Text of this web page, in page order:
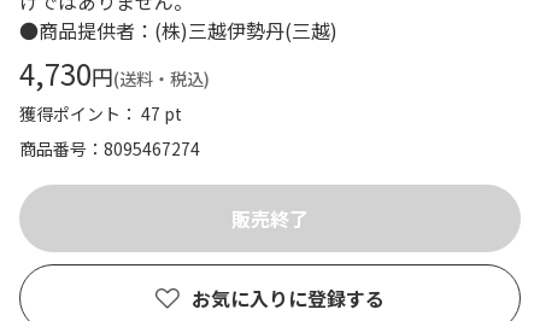
●商品提供者：(株)三越伊勢丹(三越)
4,730円(送料・税込)
獲得ポイント： 47 pt
商品番号
8095467274
お気に入りに登録する